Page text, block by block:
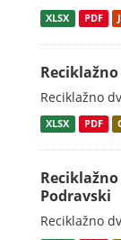
XLSX PDF
Reciklažno
XLSX PDF
Podravski
Reciklažno